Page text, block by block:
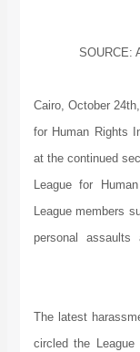
SOURCE:
(ANHRI/IFEX) – Cairo,
for Human Rights
at the continued
League for
League members
personal
The latest
circled the